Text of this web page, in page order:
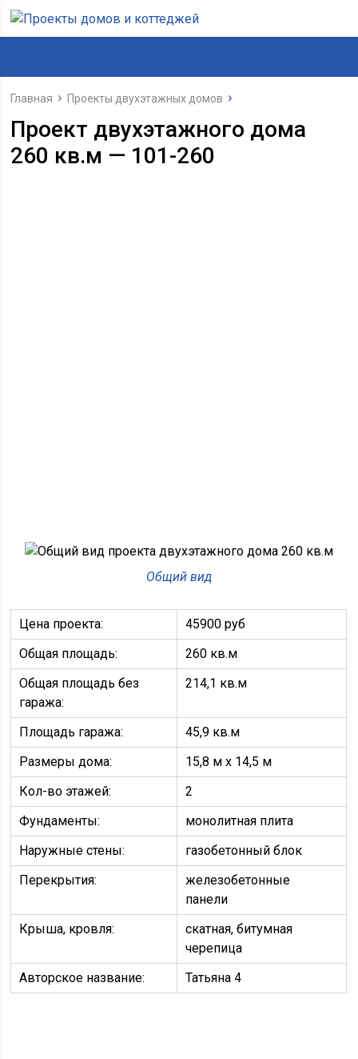
Главная Проекты двухэтажных домов
Проект двухэтажного дома
260 кв.м — 101-260
Общий вид
Цена проекта:
45900 руб
Общая площадь:
260 кв.м
Общая площадь без
гаража:
214,1 кв.м
Площадь гаража:
45,9 кв.м
Размеры дома:
15,8 м х 14,5 м
Кол-во этажей:
2
Фундаменты:
монолитная плита
Наружные стены:
газобетонный блок
Перекрытия:
железобетонные
панели
Крыша, кровля:
скатная, битумная
черепица
Авторское название:
Татьяна 4